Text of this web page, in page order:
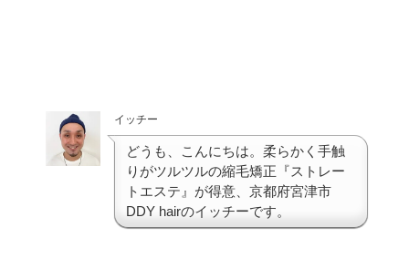
イッチー
どうも、こんにちは。柔らかく手触
りがツルツルの縮毛矯正『ストレー
トエステ』が得意、京都府宮津市
DDY hairのイッチーです。